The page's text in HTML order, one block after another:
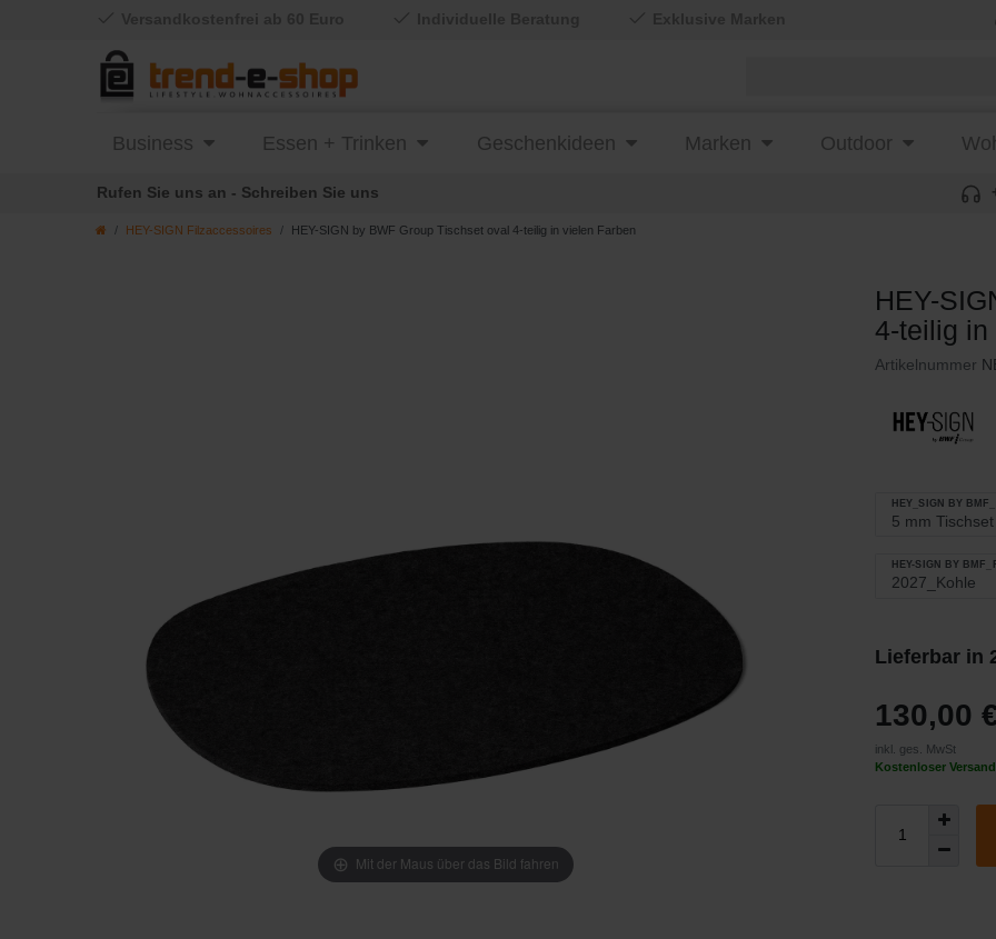
HEY-SIGN Filzaccessoires HEY-SIGN by BWF Group Tischset oval 4-teilig in vielen Farben
Business Essen + Trinken Geschenkideen Marken Outdoor
Rufen Sie uns an - Schreiben Sie uns
Mit der Maus über das Bild fahren
HEY-
4-teilig
Artikelnummer
HEY_SIGN BY
HEY-SIGN BY
Lieferbar in
130,00
inkl. ges. MwSt
Kostenloser Versand